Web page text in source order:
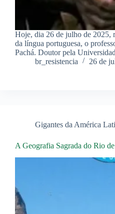
Hoje, dia 26 de julho de 2025,
da língua portuguesa, o
Pachá. Doutor pela
br_resistencia
26 de
Gigantes da América
A Geografia Sagrada do Rio